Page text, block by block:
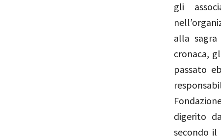
gli
alla
cronaca,
passato
digerito
secondo